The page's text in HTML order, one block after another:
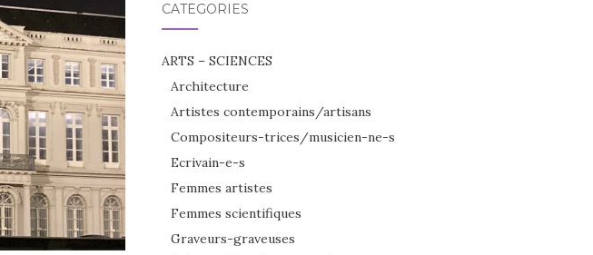
CATÉGORIES
ARTS – SCIENCES
Architecture
Artistes contemporains/artisans
Compositeurs-trices/musicien-ne-s
Ecrivain-e-s
Femmes artistes
Femmes scientifiques
Graveurs-graveuses